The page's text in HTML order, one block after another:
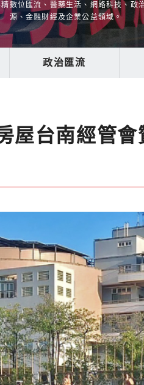
數位匯流、醫藥生活、網路科技、政
源、金融財經及企業公益領域。
政治匯流
屋台南經管